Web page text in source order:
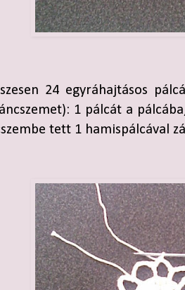
24 egyráhajtásos
1 pálcát a
tett 1 hamispálcával